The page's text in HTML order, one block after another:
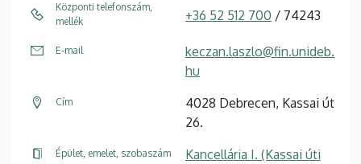
Központi telefonszám,
mellék
+36 52 512 700 / 74243
E-mail
keczan.laszlo@fin.unideb.
hu
Cím
4028 Debrecen, Kassai út
26.
Épület, emelet, szobaszám
Kancellária I. (Kassai úti